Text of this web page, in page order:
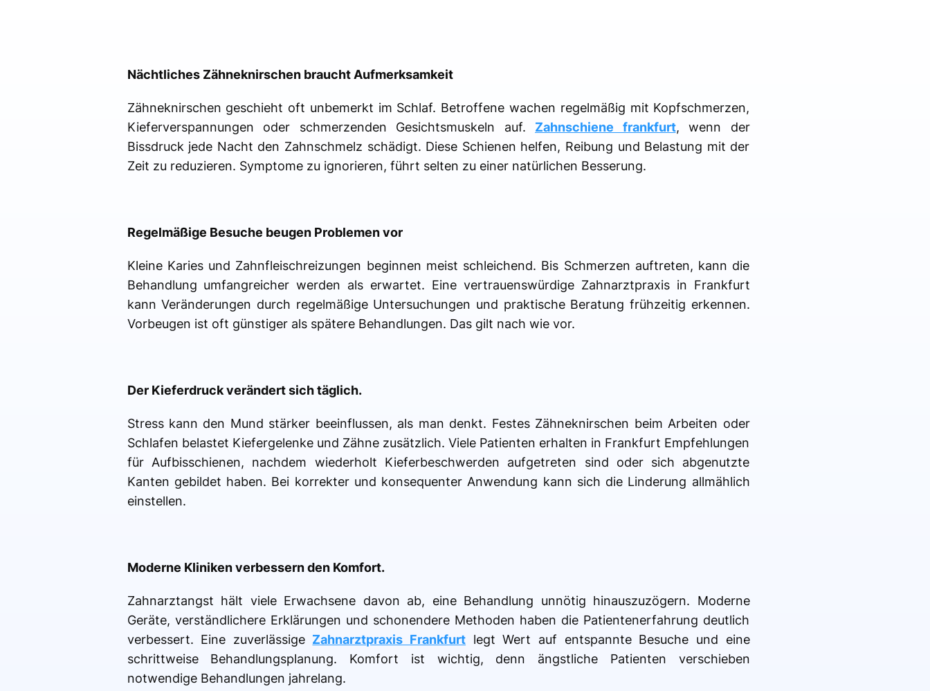
Nächtliches Zähneknirschen braucht Aufmerksamkeit
Zähneknirschen geschieht oft unbemerkt im Schlaf. Betroffene wachen regelmäßig mit Kopfschmerzen,
Kieferverspannungen oder schmerzenden Gesichtsmuskeln auf. Zahnschiene frankfurt, wenn der
Bissdruck jede Nacht den Zahnschmelz schädigt. Diese Schienen helfen, Reibung und Belastung mit der
Zeit zu reduzieren. Symptome zu ignorieren, führt selten zu einer natürlichen Besserung.
Regelmäßige Besuche beugen Problemen vor
Kleine Karies und Zahnfleischreizungen beginnen meist schleichend. Bis Schmerzen auftreten, kann die
Behandlung umfangreicher werden als erwartet. Eine vertrauenswürdige Zahnarztpraxis in Frankfurt
kann Veränderungen durch regelmäßige Untersuchungen und praktische Beratung frühzeitig erkennen.
Vorbeugen ist oft günstiger als spätere Behandlungen. Das gilt nach wie vor.
Der Kieferdruck verändert sich täglich.
Stress kann den Mund stärker beeinflussen, als man denkt. Festes Zähneknirschen beim Arbeiten oder
Schlafen belastet Kiefergelenke und Zähne zusätzlich. Viele Patienten erhalten in Frankfurt Empfehlungen
für Aufbisschienen, nachdem wiederholt Kieferbeschwerden aufgetreten sind oder sich abgenutzte
Kanten gebildet haben. Bei korrekter und konsequenter Anwendung kann sich die Linderung allmählich
einstellen.
Moderne Kliniken verbessern den Komfort.
Zahnarztangst hält viele Erwachsene davon ab, eine Behandlung unnötig hinauszuzögern. Moderne
Geräte, verständlichere Erklärungen und schonendere Methoden haben die Patientenerfahrung deutlich
verbessert. Eine zuverlässige Zahnarztpraxis Frankfurt legt Wert auf entspannte Besuche und eine
schrittweise Behandlungsplanung. Komfort ist wichtig, denn ängstliche Patienten verschieben
notwendige Behandlungen jahrelang.